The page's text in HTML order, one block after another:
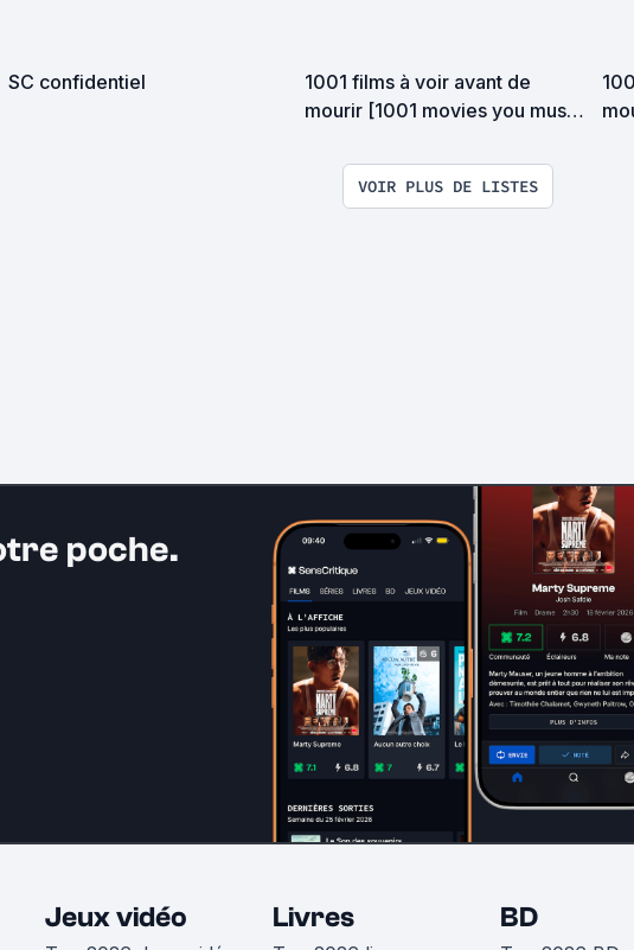
SC confidentiel
1001 films à voir avant de
mourir [1001 movies you must
VOIR PLUS DE LISTES
poche.
Jeux vidéo Livres BD